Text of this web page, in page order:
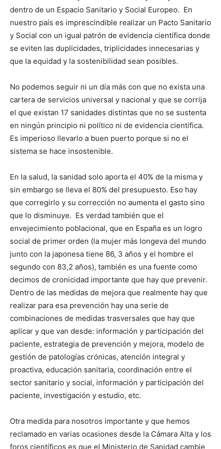
dentro de un Espacio Sanitario y Social Europeo. En
nuestro país es imprescindible realizar un Pacto Sanitario
y Social con un igual patrón de evidencia científica donde
se eviten las duplicidades, triplicidades innecesarias y
que la equidad y la sostenibilidad sean posibles.
No podemos seguir ni un día más con que no exista una
cartera de servicios universal y nacional y que se corrija
el que existan 17 sanidades distintas que no se sustenta
en ningún principio ni político ni de evidencia científica.
Es imperioso llevarlo a buen puerto porque si no el
sistema se hace insostenible.
En la salud, la sanidad solo aporta el 40% de la misma y
sin embargo se lleva el 80% del presupuesto. Eso hay
que corregirlo y su corrección no aumenta el gasto sino
que lo disminuye. Es verdad también que el
envejecimiento poblacional, que en España es un logro
social de primer orden (la mujer más longeva del mundo
junto con la japonesa tiene 86, 3 años y el hombre el
segundo con 83,2 años), también es una fuente como
decimos de cronicidad importante que hay que prevenir.
Dentro de las medidas de mejora que realmente hay que
realizar para esa prevención hay una serie de
combinaciones de medidas trasversales que hay que
aplicar y que van desde: información y participación del
paciente, estrategia de prevención y mejora, modelo de
gestión de patologías crónicas, atención integral y
proactiva, educación sanitaria, coordinación entre el
sector sanitario y social, información y participación del
paciente, investigación y estudio, etc.
Otra medida para nosotros importante y que hemos
reclamado en varias ocasiones desde la Cámara Alta y los
foros científicos es que el Ministerio de Sanidad cambie